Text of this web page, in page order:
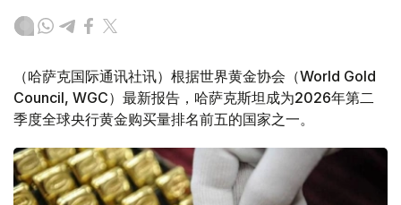
（哈萨克国际通讯社讯）根据世界黄金协会（World Gold
Council, WGC）最新报告，哈萨克斯坦成为2026年第二
季度全球央行黄金购买量排名前五的国家之一。